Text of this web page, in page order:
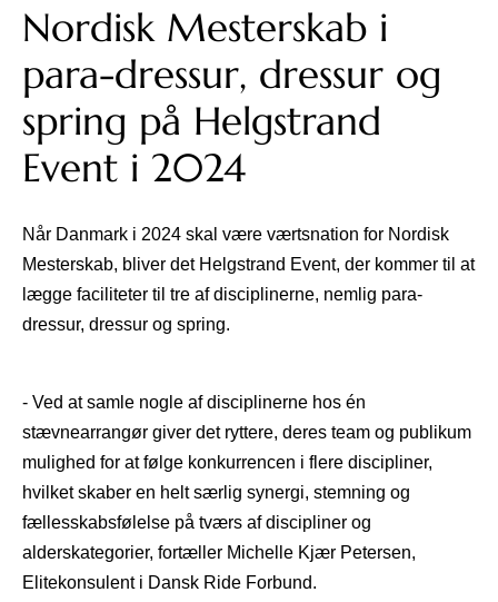
Nordisk Mesterskab i
para-dressur, dressur og
spring på Helgstrand
Event i 2024
Når Danmark i 2024 skal være værtsnation for Nordisk
Mesterskab, bliver det Helgstrand Event, der kommer til at
lægge faciliteter til tre af disciplinerne, nemlig para-
dressur, dressur og spring.
- Ved at samle nogle af disciplinerne hos én
stævnearrangør giver det ryttere, deres team og publikum
mulighed for at følge konkurrencen i flere discipliner,
hvilket skaber en helt særlig synergi, stemning og
fællesskabsfølelse på tværs af discipliner og
alderskategorier, fortæller Michelle Kjær Petersen,
Elitekonsulent i Dansk Ride Forbund.